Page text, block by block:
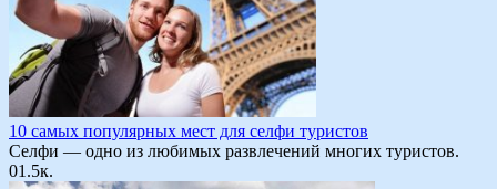
10 самых популярных мест для селфи туристов
Селфи — одно из любимых развлечений многих туристов.
01.5к.